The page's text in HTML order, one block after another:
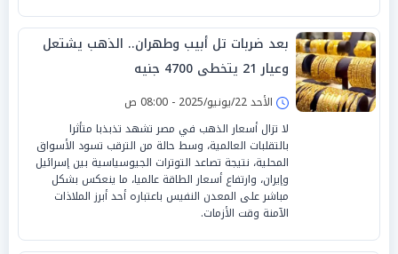
بعد ضربات تل أبيب وطهران.. الذهب يشتعل
وعيار 21 يتخطى 4700 جنيه
الأحد 22/يونيو/2025 - 08:00 ص
لا تزال أسعار الذهب في مصر تشهد تذبذبا متأثرا
بالتقلبات العالمية، وسط حالة من الترقب تسود الأسواق
المحلية، نتيجة تصاعد التوترات الجيوسياسية بين إسرائيل
وإيران، وارتفاع أسعار الطاقة عالميا، ما ينعكس بشكل
مباشر على المعدن النفيس باعتباره أحد أبرز الملاذات
الآمنة وقت الأزمات.